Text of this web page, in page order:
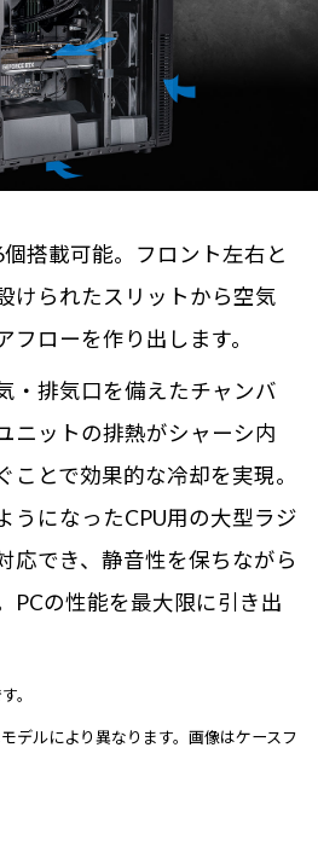
搭載可能。フロント左右と
けられたスリットから空気
ローを作り出します。
・排気口を備えたチャンバ
ニットの排熱がシャーシ内
ことで効果的な冷却を実現。
うになったCPU用の大型ラジ
応でき、静音性を保ちながら
PCの性能を最大限に引き出
。
デルにより異なります。画像はケースフ